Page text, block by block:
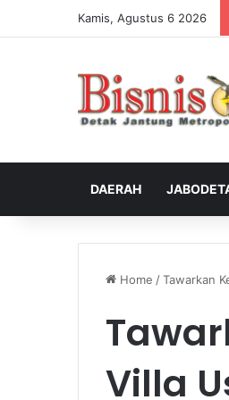
Kamis, Agustus 6 2026
DAERAH
Home /Tawarkan
Villa